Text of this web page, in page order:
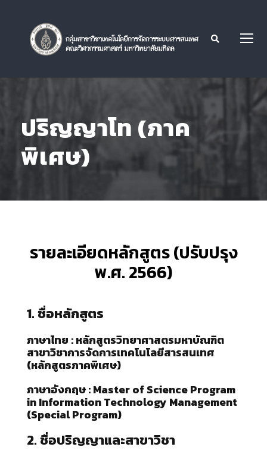
ปริญญาโท (ภาค
พิเศษ)
รายละเอียดหลักสูตร (ปรับปรุง
พ.ศ. 2566)
1.ชื่อหลักสูตร
ภาษาไทย :หลักสูตรวิทยาศาสตรมหาบัณฑิต
สาขาวิชาการจัดการเทคโนโลยีสารสนเทศ
(หลักสูตรภาคพิเศษ)
ภาษาอังกฤษ :Master of Science Program
in Information Technology Management
(Special Program)
2. ชื่อปริญญาและสาขาวิชา